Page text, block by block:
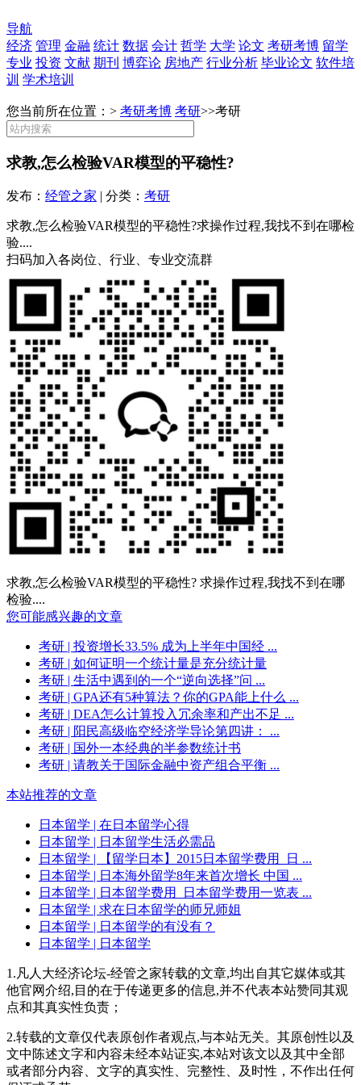
导航
经济 管理 金融 统计 数据 会计 哲学 大学 论文 考研考博 留学
专业 投资 文献 期刊 博弈论 房地产 行业分析 毕业论文 软件培
训 学术培训
您当前所在位置：> 考研考博 考研>>考研
求教,怎么检验VAR模型的平稳性?
发布： 经管之家 | 分类： 考研
求教,怎么检验VAR模型的平稳性?求操作过程,我找不到在哪检
验....
扫码加入各岗位、行业、专业交流群
求教,怎么检验VAR模型的平稳性? 求操作过程,我找不到在哪
检验....
您可能感兴趣的文章
考研 | 投资增长33.5% 成为上半年中国经 ...
考研 | 如何证明一个统计量是充分统计量
考研 | 生活中遇到的一个“逆向选择”问 ...
考研 | GPA还有5种算法？你的GPA能上什么 ...
考研 | DEA怎么计算投入冗余率和产出不足 ...
考研 | 阳民高级临空经济学导论第四讲： ...
考研 | 国外一本经典的半参数统计书
考研 | 请教关于国际金融中资产组合平衡 ...
本站推荐的文章
日本留学 | 在日本留学心得
日本留学 | 日本留学生活必需品
日本留学 | 【留学日本】2015日本留学费用_日 ...
日本留学 | 日本海外留学8年来首次增长 中国 ...
日本留学 | 日本留学费用_日本留学费用一览表 ...
日本留学 | 求在日本留学的师兄师姐
日本留学 | 日本留学的有没有？
日本留学 | 日本留学
1.凡人大经济论坛-经管之家转载的文章,均出自其它媒体或其
他官网介绍,目的在于传递更多的信息,并不代表本站赞同其观
点和其真实性负责；
2.转载的文章仅代表原创作者观点,与本站无关。其原创性以及
文中陈述文字和内容未经本站证实,本站对该文以及其中全部
或者部分内容、文字的真实性、完整性、及时性，不作出任何